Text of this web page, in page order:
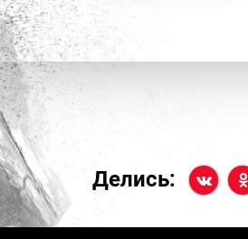
Делись: